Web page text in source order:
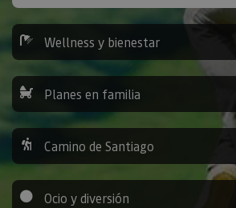
Wellness y bienestar
Planes en familia
Camino de Santiago
Ocio y diversión